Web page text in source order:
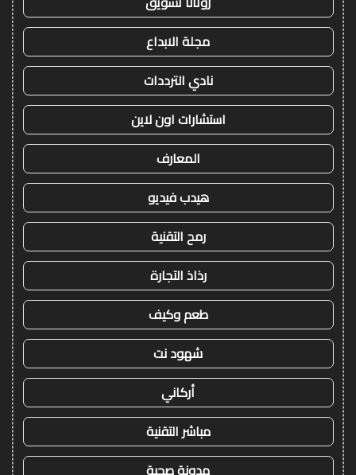
مجلة الابداع
نادي الترددات
استشارات اون لاين
المعارف
هيدب فيديو
رمح التقنية
رذاذ التجارة
طعم وكيف
شهود نت
أركاني
مباشر التقنية